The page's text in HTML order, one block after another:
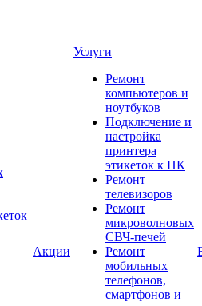
Акции
Услуги
Ремонт
компьютеров и
ноутбуков
Подключение и
настройка
принтера
этикеток к ПК
Ремонт
телевизоров
Ремонт
микроволновых
СВЧ-печей
Ремонт
мобильных
телефонов,
смартфонов и